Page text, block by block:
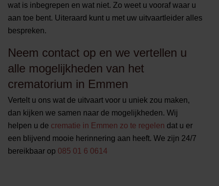
wat is inbegrepen en wat niet. Zo weet u vooraf waar u
aan toe bent. Uiteraard kunt u met uw uitvaartleider alles
bespreken.
Neem contact op en we vertellen u
alle mogelijkheden van het
crematorium in Emmen
Vertelt u ons wat de uitvaart voor u uniek zou maken,
dan kijken we samen naar de mogelijkheden. Wij
helpen u de crematie in Emmen zo te regelen dat u er
een blijvend mooie herinnering aan heeft. We zijn 24/7
bereikbaar op 085 01 6 0614